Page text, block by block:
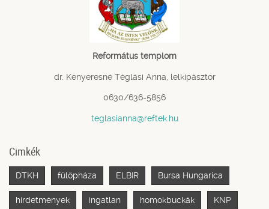
Református templom
dr. Kenyeresné Téglási Anna, lelkipásztor
0630/636-5856
teglasianna@reftek.hu
Cimkék
DTKH fülöpháza ELBIR Bursa Hungarica
hirdetmények ingatlan homokbuckák KNP